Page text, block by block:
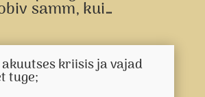
samm, kui…
kriisis ja vajad
tuge;